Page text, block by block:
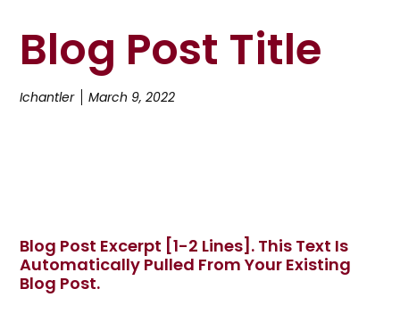
Blog Post Title
Ichantler March 9, 2022
Blog Post Excerpt [1-2 Lines]. This Text Is
Automatically Pulled From Your Existing
Blog Post.